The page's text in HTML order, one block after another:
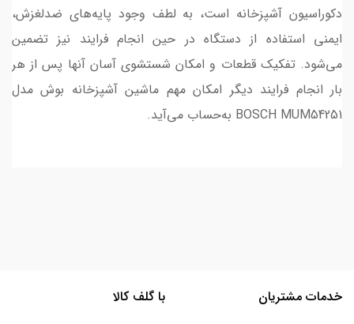
دکوراسیون آشپزخانه است، به لطف وجود پایه‌های ضدلغزش،
ایمنی استفاده از دستگاه در حین انجام فرایند نیز تضمین
می‌شود. تفکیک قطعات و امکان شستشوی آسان آنها پس از هر
بار انجام فرایند دیگر امکان مهم ماشین آشپزخانه بوش مدل
BOSCH MUM54251 به‌حساب می‌‌آید.
خدمات مشتریان با گلف کالا